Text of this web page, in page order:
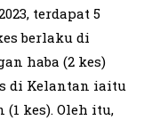
terdapat 5
berlaku di
haba (2 kes)
di Kelantan iaitu
(1 kes). Oleh itu,